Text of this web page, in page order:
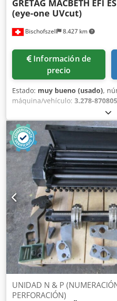
Bischofszell 8.427 km
GRETAG MACBETH EFI
(eye-one UVcut)
Información de
precio
Estado: muy bueno (usado),
máquina/vehículo: 3.278-
Datos técnicos y descripción:
Ash Eii Tof Hokr
UNIDAD N & P
PERFORACIÓN)